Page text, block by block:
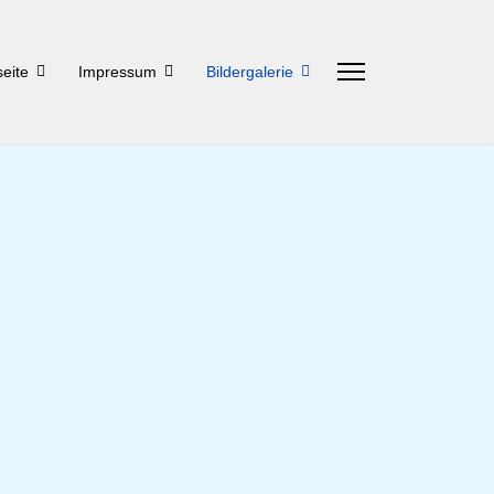
Impressum Bildergalerie